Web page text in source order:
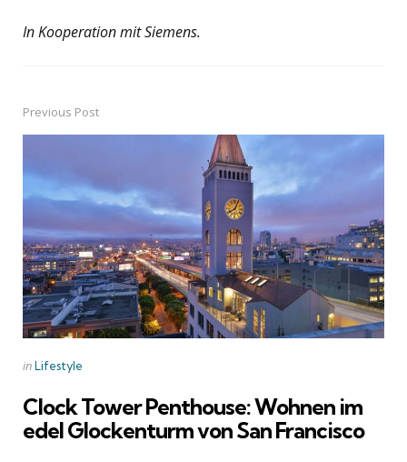
In Kooperation mit Siemens.
PostPrevious Post
Posted
inLifestyle
Clock Tower Penthouse: Wohnen im
edel Glockenturm von San Francisco